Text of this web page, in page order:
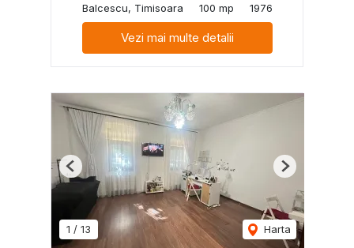
Balcescu, Timisoara
100 mp 1976
Vezi mai multe detalii
1 / 13 Harta
Previous Next